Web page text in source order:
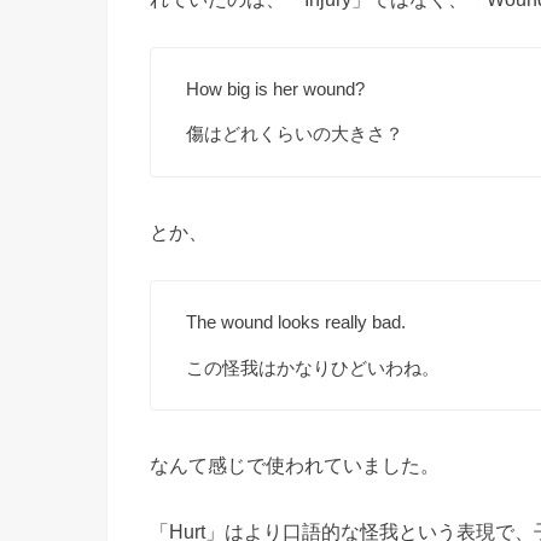
How big is her wound?
傷はどれくらいの大きさ？
とか、
The wound looks really bad.
この怪我はかなりひどいわね。
なんて感じで使われていました。
「Hurt」はより口語的な怪我という表現で、